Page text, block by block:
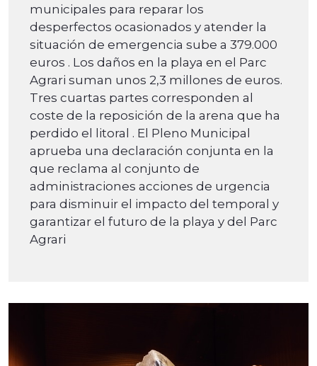
municipales para reparar los
desperfectos ocasionados y atender la
situación de emergencia sube a 379.000
euros . Los daños en la playa en el Parc
Agrari suman unos 2,3 millones de euros.
Tres cuartas partes corresponden al
coste de la reposición de la arena que ha
perdido el litoral . El Pleno Municipal
aprueba una declaración conjunta en la
que reclama al conjunto de
administraciones acciones de urgencia
para disminuir el impacto del temporal y
garantizar el futuro de la playa y del Parc
Agrari